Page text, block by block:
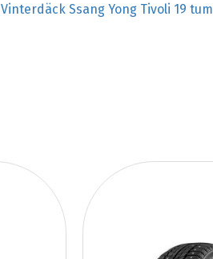
Vinterdäck Ssang Yong Tivoli 19 tum